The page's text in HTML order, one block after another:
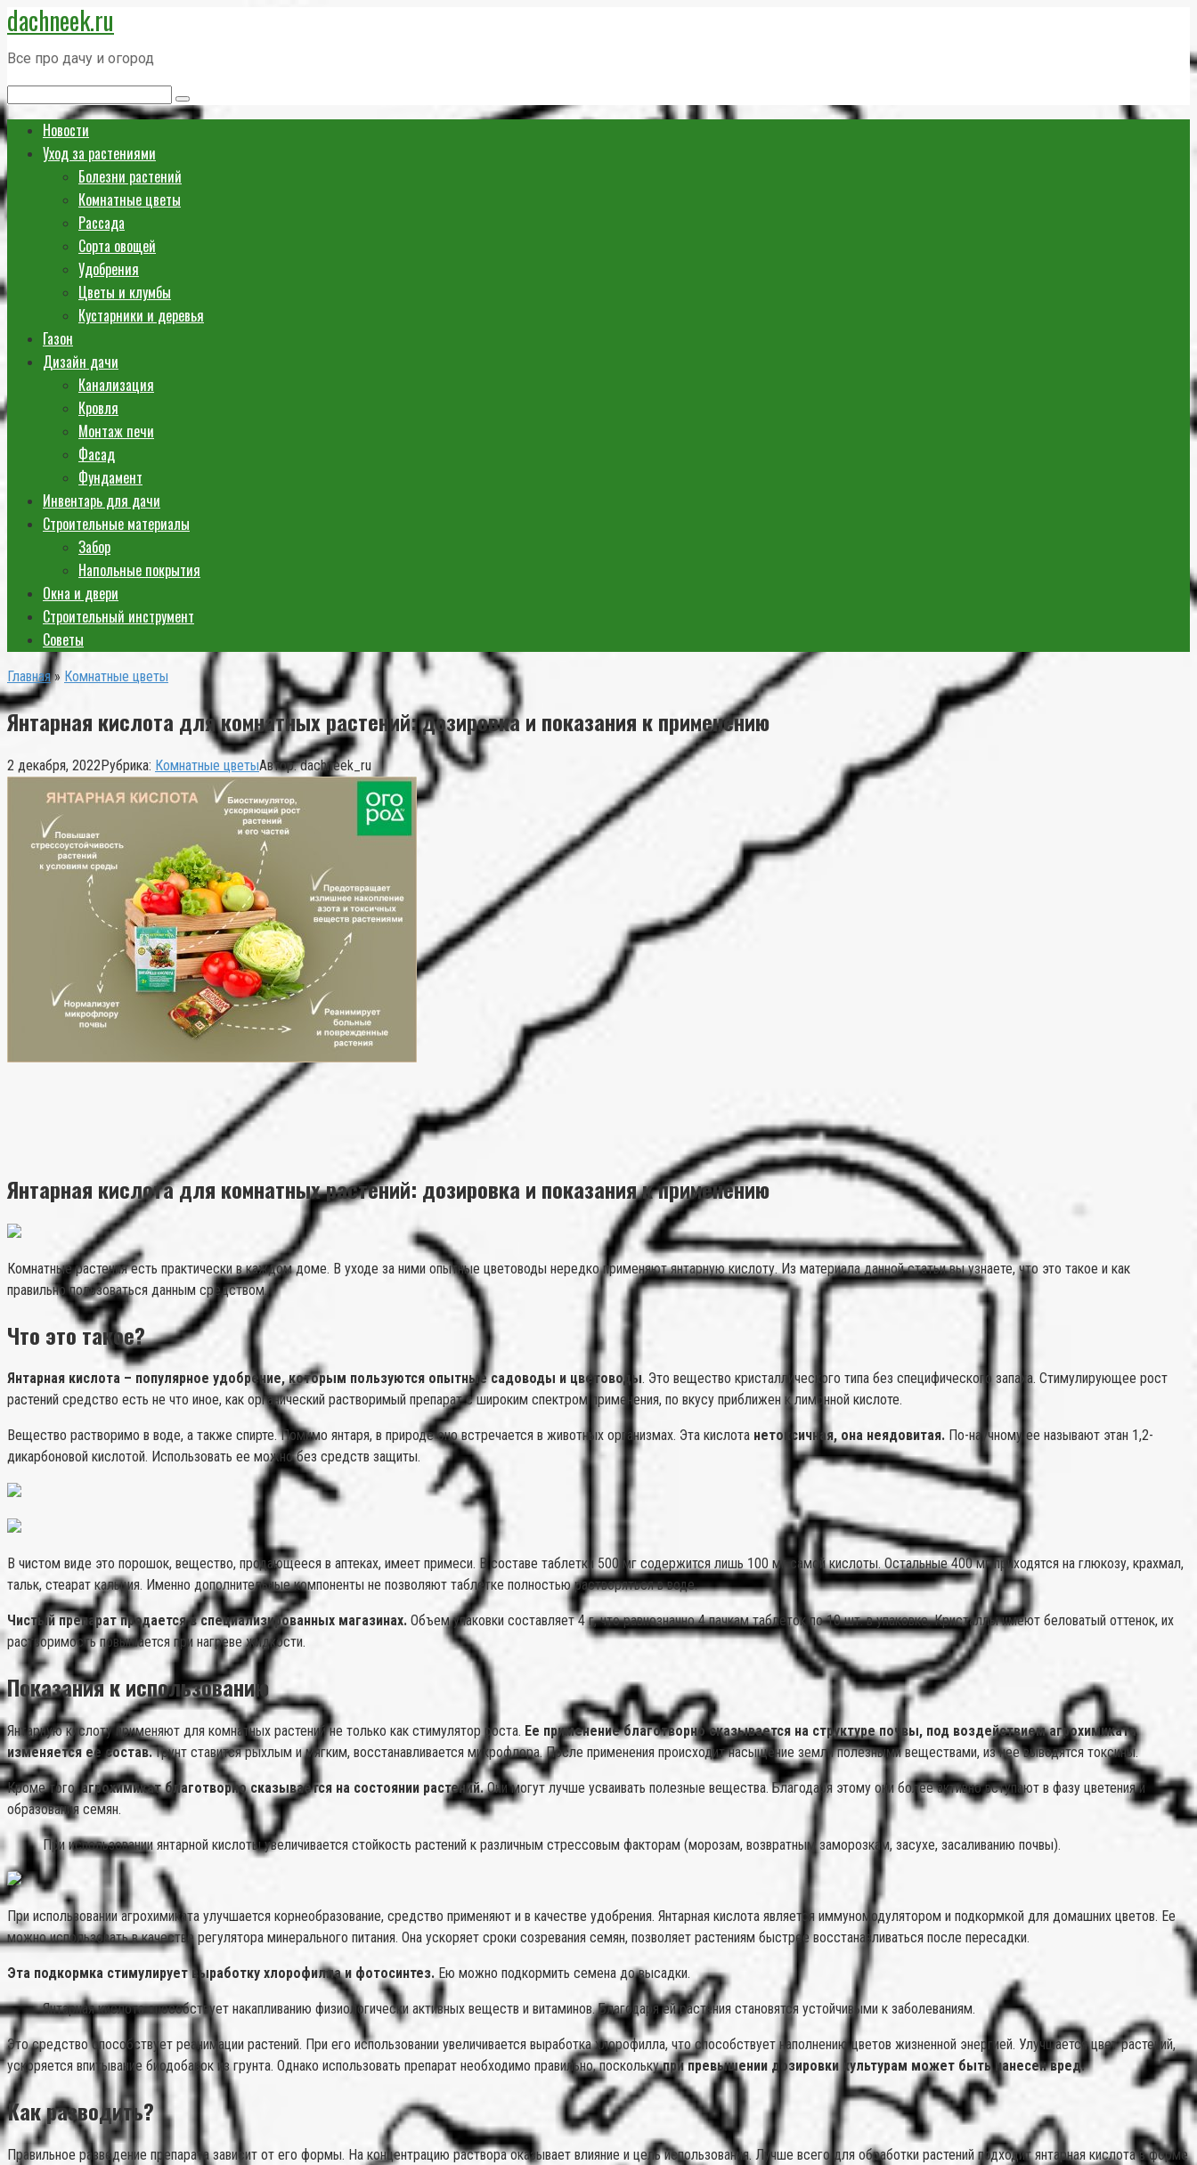
Перейти
к
контенту
dachneek.ru
Все про дачу и огород
Новости
Уход за растениями
Болезни растений
Комнатные цветы
Рассада
Сорта овощей
Удобрения
Цветы и клумбы
Кустарники и деревья
Газон
Дизайн дачи
Канализация
Кровля
Монтаж печи
Фасад
Фундамент
Инвентарь для дачи
Строительные материалы
Забор
Напольные покрытия
Окна и двери
Строительный инструмент
Советы
Главная » Комнатные цветы
Янтарная кислота для комнатных растений: дозировка и показания к применению
2 декабря, 2022Рубрика: Комнатные цветыАвтор: dachneek_ru
Янтарная кислота для комнатных растений: дозировка и показания к применению
Комнатные растения есть практически в каждом доме. В уходе за ними опытные цветоводы нередко применяют янтарную кислоту. Из материала данной статьи вы узнаете, что это такое и как
правильно пользоваться данным средством.
Что это такое?
Янтарная кислота – популярное удобрение, которым пользуются опытные садоводы и цветоводы. Это вещество кристаллического типа без специфического запаха. Стимулирующее рост
растений средство есть не что иное, как органический растворимый препарат с широким спектром применения, по вкусу приближен к лимонной кислоте.
Вещество растворимо в воде, а также спирте. Помимо янтаря, в природе оно встречается в животных организмах. Эта кислота нетоксичная, она неядовитая. По-научному ее называют этан 1,2-
дикарбоновой кислотой. Использовать ее можно без средств защиты.
В чистом виде это порошок, вещество, продающееся в аптеках, имеет примеси. В составе таблетки 500 мг содержится лишь 100 мг самой кислоты. Остальные 400 мг приходятся на глюкозу, крахмал,
тальк, стеарат кальция. Именно дополнительные компоненты не позволяют таблетке полностью растворяться в воде.
Чистый препарат продается в специализированных магазинах. Объем упаковки составляет 4 г, что равнозначно 4 пачкам таблеток по 10 шт. в упаковке. Кристаллы имеют беловатый оттенок, их
растворимость повышается при нагреве жидкости.
Показания к использованию
Янтарную кислоту применяют для комнатных растений не только как стимулятор роста. Ее применение благотворно сказывается на структуре почвы, под воздействием агрохимиката
изменяется ее состав.Грунт ставится рыхлым и мягким, восстанавливается микрофлора. После применения происходит насыщение земли полезными веществами, из нее выводятся токсины.
Кроме того,агрохимикат благотворно сказывается на состоянии растений.Они могут лучше усваивать полезные вещества. Благодаря этому они более активно вступают в фазу цветения и
образования семян.
При использовании янтарной кислоты увеличивается стойкость растений к различным стрессовым факторам (морозам, возвратным заморозкам, засухе, засаливанию почвы).
При использовании агрохимиката улучшается корнеобразование, средство применяют и в качестве удобрения. Янтарная кислота является иммуномодулятором и подкормкой для домашних цветов. Ее
можно использовать в качестве регулятора минерального питания. Она ускоряет сроки созревания семян, позволяет растениям быстрее восстанавливаться после пересадки.
Эта подкормка стимулирует выработку хлорофилла и фотосинтез. Ею можно подкормить семена до высадки.
Янтарная кислота способствует накапливанию физиологически активных веществ и витаминов. Благодаря ей растения становятся устойчивыми к заболеваниям.
Это средство способствует реанимации растений. При его использовании увеличивается выработка хлорофилла, что способствует наполнению цветов жизненной энергией. Улучшается цвет растений,
ускоряется впитывание биодобавок из грунта. Однако использовать препарат необходимо правильно, посколькупри превышении дозировки культурам может быть нанесен вред.
Как разводить?
Правильное разведение препарата зависит от его формы. На концентрацию раствора оказывает влияние и цель использования. Лучше всего для обработки растений подходит янтарная кислота в форме